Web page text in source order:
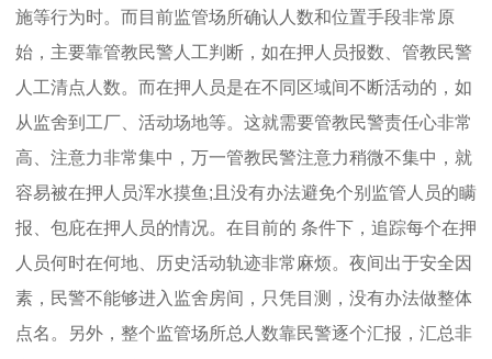
施等行为时。而目前监管场所确认人数和位置手段非常原
始，主要靠管教民警人工判断，如在押人员报数、管教民警
人工清点人数。而在押人员是在不同区域间不断活动的，如
从监舍到工厂、活动场地等。这就需要管教民警责任心非常
高、注意力非常集中，万一管教民警注意力稍微不集中，就
容易被在押人员浑水摸鱼;且没有办法避免个别监管人员的瞒
报、包庇在押人员的情况。在目前的 条件下，追踪每个在押
人员何时在何地、历史活动轨迹非常麻烦。夜间出于安全因
素，民警不能够进入监舍房间，只凭目测，没有办法做整体
点名。另外，整个监管场所总人数靠民警逐个汇报，汇总非